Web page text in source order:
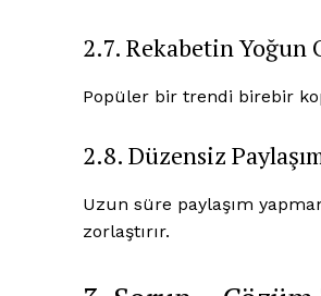
2.7. Rekabetin Yoğun
Popüler bir trendi birebir
2.8. Düzensiz
Uzun süre paylaşım
zorlaştırır.